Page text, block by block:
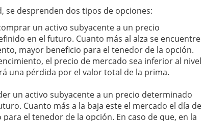
se desprenden dos tipos de opciones:
un activo subyacente a un precio
en el futuro. Cuanto más al alza se encuentre
mayor beneficio para el tenedor de la opción.
el precio de mercado sea inferior al nivel
una pérdida por el valor total de la prima.
un activo subyacente a un precio determinado
Cuanto más a la baja este el mercado el día de
el tenedor de la opción. En caso de que, en la